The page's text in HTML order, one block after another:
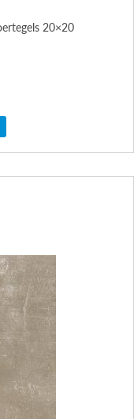
20×20